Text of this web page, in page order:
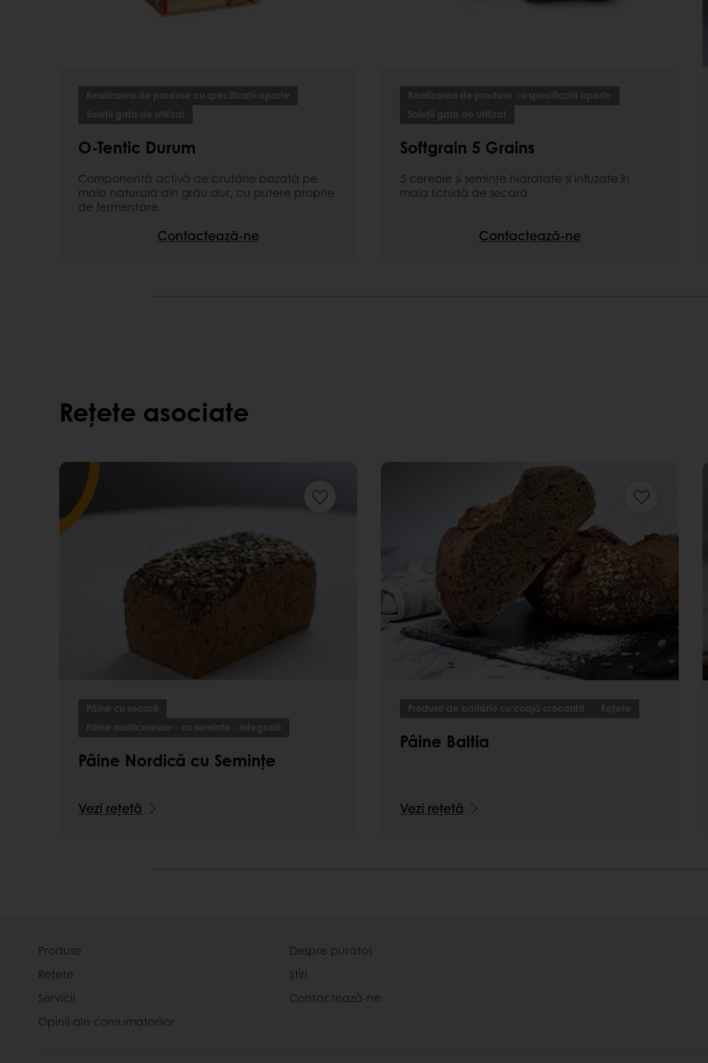
miez întunecat, dens, gust unic și aromă plăcută de secară
Pâine cu miez întunecat, dens, gust unic și aromă plăcută de secară
Păstrează senzația de prospețime a produsului finit
Realizarea de produse cu specificații aparte
Soluții gata de utilizat
O-Tentic Durum
Componentă activă de brutărie bazată pe
maia naturală din grâu dur, cu putere proprie
de fermentare
Contactează-ne
Realizarea de produse cu specificații aparte
Soluții gata de utilizat
Softgrain 5 Grains
5 cereale și semințe hidratate și infuzate în
maia lichidă de secară
Contactează-ne
Rețete asociate
Pâine cu secară
Pâine multicereale - cu semințe - integrală
Pâine Nordică cu Semințe
Vezi rețetă
Produse de brutărie cu coajă crocantă Rețete
Pâine Baltia
Vezi rețetă
Produse
Rețete
Servicii
Opinii ale consumatorilor
Despre puratos
Știri
Contactează-ne